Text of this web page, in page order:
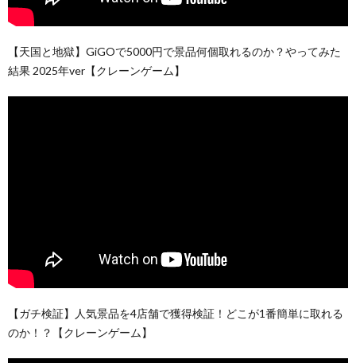
【天国と地獄】GiGOで5000円で景品何個取れるのか？やってみた
結果 2025年ver【クレーンゲーム】
【ガチ検証】人気景品を4店舗で獲得検証！どこが1番簡単に取れる
のか！？【クレーンゲーム】